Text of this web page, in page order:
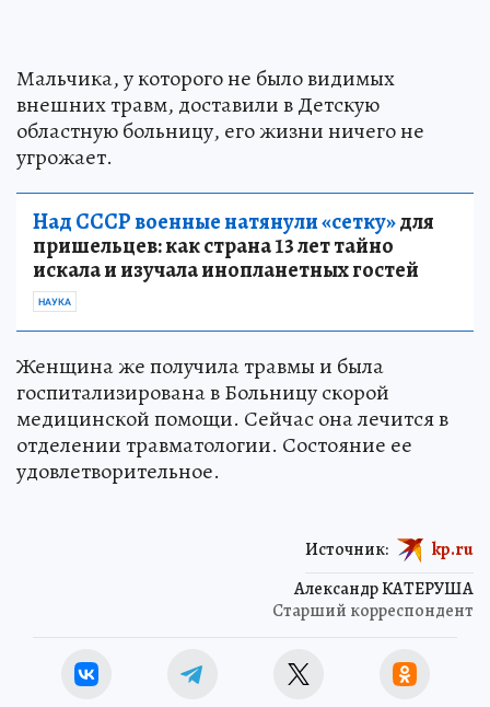
Мальчика, у которого не было видимых
внешних травм, доставили в Детскую
областную больницу, его жизни ничего не
угрожает.
Над СССР военные натянули «сетку»для
пришельцев: как страна 13 лет тайно
искала и изучала инопланетных гостей
НАУКА
Женщина же получила травмы и была
госпитализирована в Больницу скорой
медицинской помощи. Сейчас она лечится в
отделении травматологии. Состояние ее
удовлетворительное.
Александр КАТЕРУША
Старший корреспондент
Источник: kp.ru